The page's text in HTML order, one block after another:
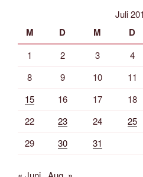
Juli
M D M D
1 2 3 4
8
9 10 11
15
16 17 18
22
23 24 25
29
30 31